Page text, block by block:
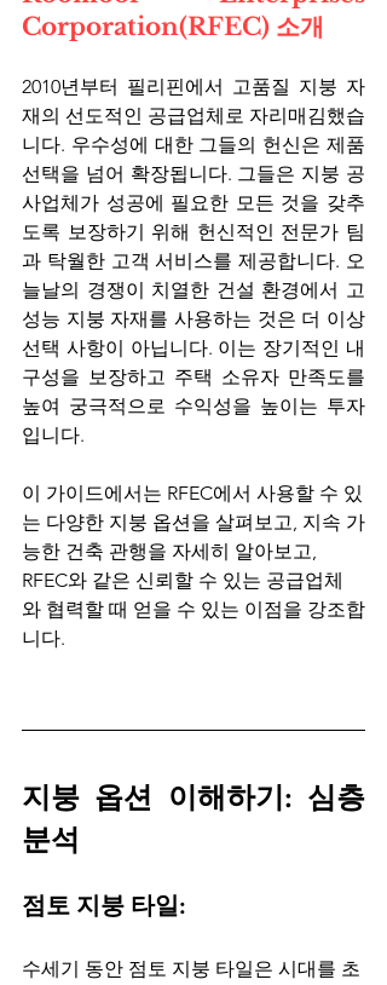
Corporation(RFEC) 소개
2010년부터 필리핀에서 고품질 지붕 자
재의 선도적인 공급업체로 자리매김했습
니다. 우수성에 대한 그들의 헌신은 제품
선택을 넘어 확장됩니다. 그들은 지붕 공
사업체가 성공에 필요한 모든 것을 갖추
도록 보장하기 위해 헌신적인 전문가 팀
과 탁월한 고객 서비스를 제공합니다. 오
늘날의 경쟁이 치열한 건설 환경에서 고
성능 지붕 자재를 사용하는 것은 더 이상
선택 사항이 아닙니다. 이는 장기적인 내
구성을 보장하고 주택 소유자 만족도를
높여 궁극적으로 수익성을 높이는 투자
입니다.
이 가이드에서는 RFEC에서 사용할 수 있
는 다양한 지붕 옵션을 살펴보고, 지속 가
능한 건축 관행을 자세히 알아보고,
RFEC와 같은 신뢰할 수 있는 공급업체
와 협력할 때 얻을 수 있는 이점을 강조합
니다.
지붕 옵션 이해하기: 심층
분석
점토 지붕 타일:
수세기 동안 점토 지붕 타일은 시대를 초